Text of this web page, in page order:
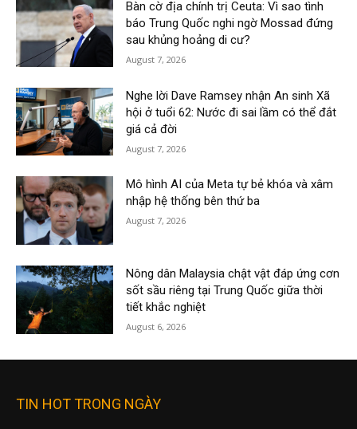
Bàn cờ địa chính trị Ceuta: Vì sao tình
báo Trung Quốc nghi ngờ Mossad đứng
sau khủng hoảng di cư?
August 7, 2026
Nghe lời Dave Ramsey nhận An sinh Xã
hội ở tuổi 62: Nước đi sai lầm có thể đắt
giá cả đời
August 7, 2026
Mô hình AI của Meta tự bẻ khóa và xâm
nhập hệ thống bên thứ ba
August 7, 2026
Nông dân Malaysia chật vật đáp ứng cơn
sốt sầu riêng tại Trung Quốc giữa thời
tiết khắc nghiệt
August 6, 2026
TIN HOT TRONG NGÀY